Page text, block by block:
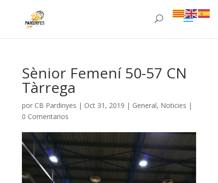
Sènior Femení 50-57 CN
Tàrrega
por CB Pardinyes | Oct 31, 2019 | General, Noticies |
0 Comentarios